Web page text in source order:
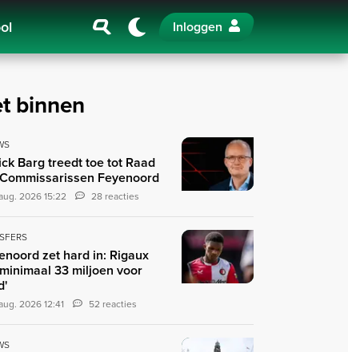
Inloggen
binnen
Barg treedt toe tot Raad
Feyenoord
2026 15:22 28 reacties
zet hard in: Rigaux
33 miljoen voor
2026 12:41 52 reacties